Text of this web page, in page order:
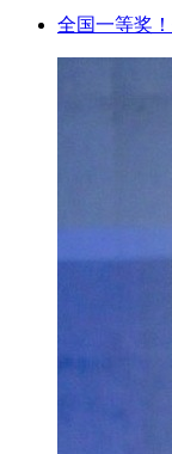
全国一等奖